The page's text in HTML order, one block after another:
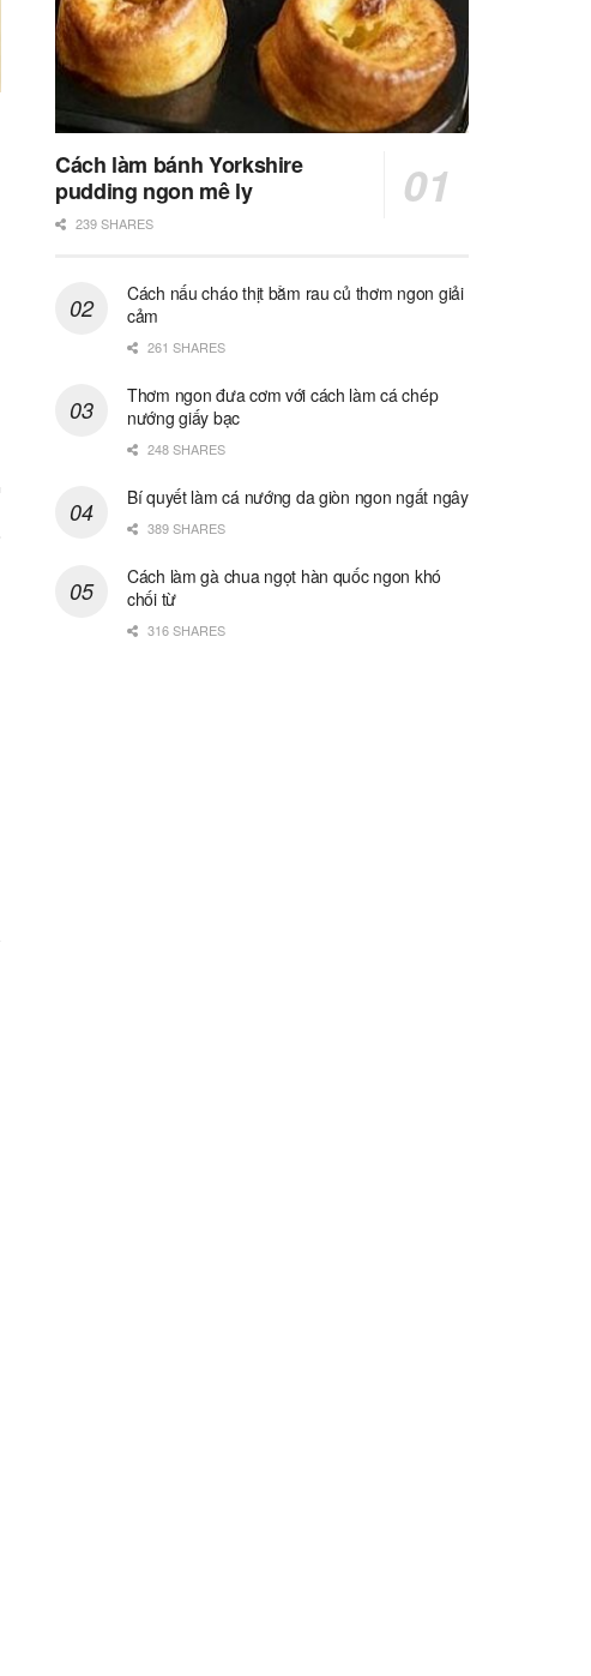
Cách làm bánh Yorkshire
pudding ngon mê ly
239 SHARES
Cách nấu cháo thịt bằm rau củ thơm ngon giải
cảm
261 SHARES
Thơm ngon đưa cơm với cách làm cá chép
nướng giấy bạc
248 SHARES
Bí quyết làm cá nướng da giòn ngon ngất ngây
389 SHARES
Cách làm gà chua ngọt hàn quốc ngon khó
chối từ
316 SHARES